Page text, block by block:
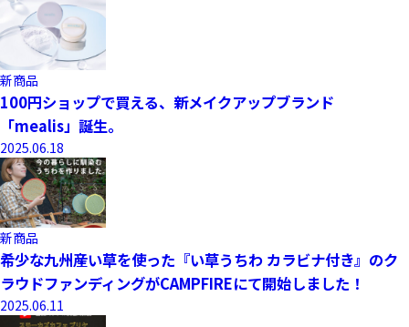
新商品
100円ショップで買える、新メイクアップブランド
「mealis」誕生。
2025.06.18
新商品
希少な九州産い草を使った『い草うちわ カラビナ付き』のク
ラウドファンディングがCAMPFIREにて開始しました！
2025.06.11